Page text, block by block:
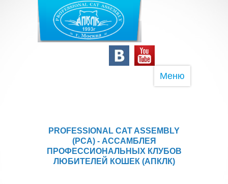
Меню
PROFESSIONAL CAT ASSEMBLY
(PCA) - АССАМБЛЕЯ
ПРОФЕССИОНАЛЬНЫХ КЛУБОВ
ЛЮБИТЕЛЕЙ КОШЕК (АПКЛК)